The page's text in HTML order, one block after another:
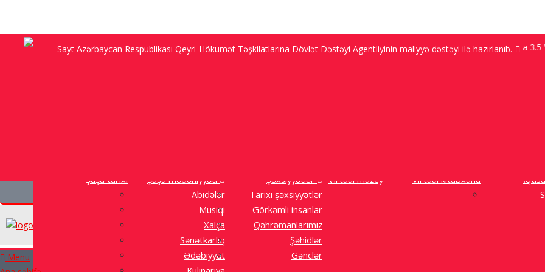
Sayt Azərbaycan Respublikası Qeyri-Hökumət Təşkilatlarına Dövlət Dəstəyi Agentliyinin maliyyə dəstəyi ilə hazırlanıb.
Bakı 9.2 ℃; Şuşa 3.5
Şuşa tarixi
Şuşa mədəniyyəti
Abidələr
Musiqi
Xalça
Sənətkarlıq
Ədəbiyyat
Şəxsiyyətlər
Tarixi şəxsiyyətlər
Görkəmli insanlar
Qəhrəmanlarımız
Şəhidlər
Gənclər
Virtual muzey Virtual kitabxana
Menu